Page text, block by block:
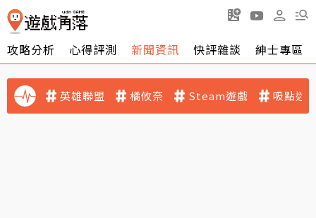
攻略分析 心得評測 新聞資訊 快評雜談 紳士專區
英雄聯盟 橘攸奈 Steam遊戲 吸點迷